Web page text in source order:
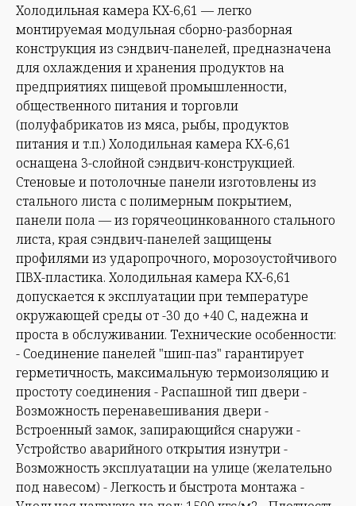
Холодильная камера КХ-6,61 — легко
монтируемая модульная сборно-разборная
конструкция из сэндвич-панелей, предназначена
для охлаждения и хранения продуктов на
предприятиях пищевой промышленности,
общественного питания и торговли
(полуфабрикатов из мяса, рыбы, продуктов
питания и т.п.) Холодильная камера КХ-6,61
оснащена 3-слойной сэндвич-конструкцией.
Стеновые и потолочные панели изготовлены из
стального листа с полимерным покрытием,
панели пола — из горячеоцинкованного стального
листа, края сэндвич-панелей защищены
профилями из ударопрочного, морозоустойчивого
ПВХ-пластика. Холодильная камера КХ-6,61
допускается к эксплуатации при температуре
окружающей среды от -30 до +40 С, надежна и
проста в обслуживании. Технические особенности:
- Соединение панелей "шип-паз" гарантирует
герметичность, максимальную термоизоляцию и
простоту соединения - Распашной тип двери -
Возможность перенавешивания двери -
Встроенный замок, запирающийся снаружи -
Устройство аварийного открытия изнутри -
Возможность эксплуатации на улице (желательно
под навесом) - Легкость и быстрота монтажа -